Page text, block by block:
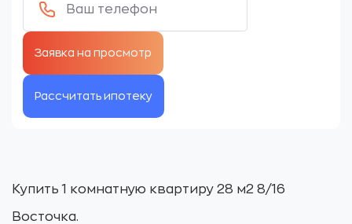
Рассчитать ипотеку
Купить 1 комнатную квартиру 28 м2 8/16
Восточка.